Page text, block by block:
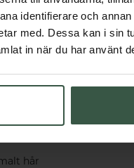
identifierare och
med. Dessa kan i sin
in när du har använt
i keratinets struktur
hår